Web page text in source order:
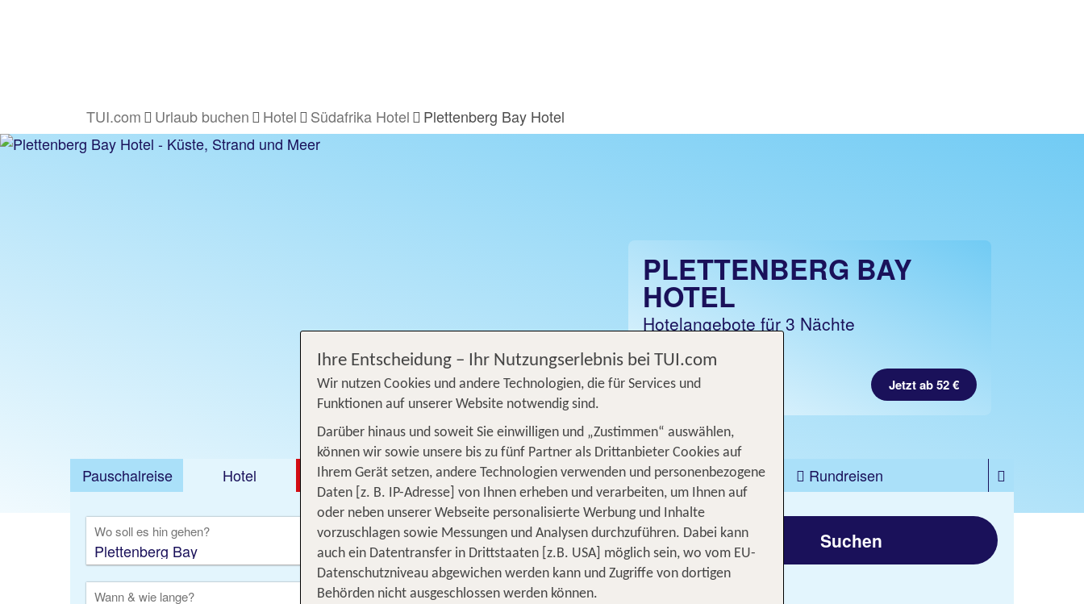
TUI.com Urlaub buchen Hotel Südafrika Hotel Plettenberg Bay Hotel
PLETTENBERG BAY
HOTEL
Hotelangebote für 3 Nächte
Jetzt ab 52 €
Pauschalreise Hotel DEALS Flug Ferienhaus Mietwagen Kreuzfahrten
Rundreisen
Ausflüge
Camper Privattransfer Zusatzleistungen
Wo soll es hin gehen?
Flug hinzufügen
Wann & wie lange? Wer reist mit?
Suchen
Ihre Entscheidung – Ihr Nutzungserlebnis bei TUI.com
Wir nutzen Cookies und andere Technologien, die für Services und
Funktionen auf unserer Website notwendig sind.
Darüber hinaus und soweit Sie einwilligen und „Zustimmen“ auswählen,
können wir sowie unsere bis zu fünf Partner als Drittanbieter Cookies auf
Ihrem Gerät setzen, andere Technologien verwenden und personenbezogene
Daten [z. B. IP-Adresse] von Ihnen erheben und verarbeiten, um Ihnen auf
oder neben unserer Webseite personalisierte Werbung und Inhalte
vorzuschlagen sowie Messungen und Analysen durchzuführen. Dabei kann
auch ein Datentransfer in Drittstaaten [z.B. USA] möglich sein, wo vom EU-
Datenschutzniveau abgewichen werden kann und Zugriffe von dortigen
Behörden nicht ausgeschlossen werden können.